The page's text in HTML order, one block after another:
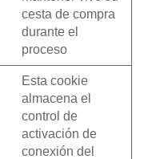
cesta de compra
durante el
proceso
Esta cookie
almacena el
control de
activación de
conexión del